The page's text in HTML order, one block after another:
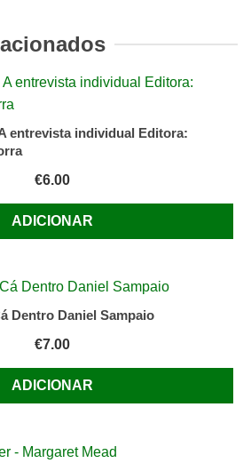
entrevista individual Editora:
€6.00
ADICIONAR
Dentro Daniel Sampaio
€7.00
ADICIONAR